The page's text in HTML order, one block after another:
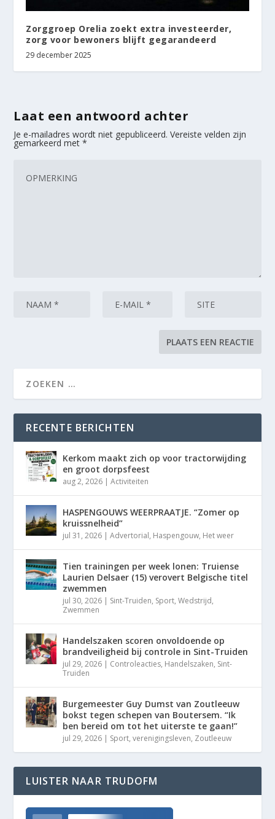
Zorggroep Orelia zoekt extra investeerder,
zorg voor bewoners blijft gegarandeerd
29 december 2025
Laat een antwoord achter
Je e-mailadres wordt niet gepubliceerd. Vereiste velden zijn
gemarkeerd met*
RECENTE BERICHTEN
Kerkom maakt zich op voor tractorwijding
en groot dorpsfeest
aug 2, 2026 |Activiteiten
HASPENGOUWS WEERPRAATJE. “Zomer op
kruissnelheid”
jul 31, 2026 |Advertorial, Haspengouw, Het weer
Tien trainingen per week lonen: Truiense
Laurien Delsaer (15) verovert Belgische titel
zwemmen
jul 30, 2026 | Sint-Truiden, Sport,Wedstrijd,
Zwemmen
Handelszaken scoren onvoldoende op
brandveiligheid bij controle in Sint-Truiden
jul 29, 2026 | Controleacties, Handelszaken, Sint-
Truiden
Burgemeester Guy Dumst van Zoutleeuw
bokst tegen schepen van Boutersem. “Ik
ben bereid om tot het uiterste te gaan!”
jul 29, 2026 | Sport,verenigingsleven, Zoutleeuw
LUISTER NAAR TRUDOFM